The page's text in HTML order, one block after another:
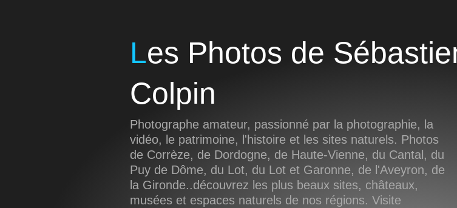
Les Photos de Sébastien
Colpin
Photographe amateur, passionné par la photographie, la
vidéo, le patrimoine, l'histoire et les sites naturels. Photos
de Corrèze, de Dordogne, de Haute-Vienne, du Cantal, du
Puy de Dôme, du Lot, du Lot et Garonne, de l'Aveyron, de
la Gironde..découvrez les plus beaux sites, châteaux,
musées et espaces naturels de nos régions. Visite